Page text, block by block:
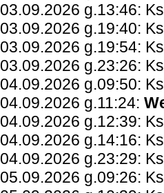
03.09.2026 g.13:46:
03.09.2026 g.19:40:
03.09.2026 g.19:54:
03.09.2026 g.23:26:
04.09.2026 g.09:50:
04.09.2026 g.11:24:
04.09.2026 g.12:39:
04.09.2026 g.14:16:
04.09.2026 g.23:29:
05.09.2026 g.09:26: